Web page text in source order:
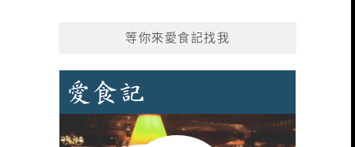
等你來愛食記找我